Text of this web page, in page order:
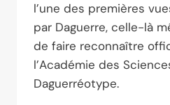
l’une des premières
par Daguerre, celle-là
de faire reconnaître
l’Académie des
Daguerréotype.